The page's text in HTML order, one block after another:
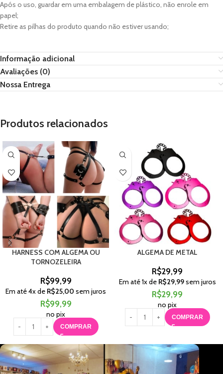
Após o uso, guardar em uma embalagem de plástico, não enrole em
papel;
Retire as pilhas do produto quando não estiver usando;
Informação adicional
Avaliações (0)
Nossa Entrega
Produtos relacionados
HARNESS COM ALGEMA OU
TORNOZELEIRA
R$99,99
Em até4x de R$25,00 sem juros
R$99,99
no pix
COMPRAR
ALGEMA DE METAL
R$29,99
Em até1x de R$29,99sem juros
R$29,99
no pix
COMPRAR